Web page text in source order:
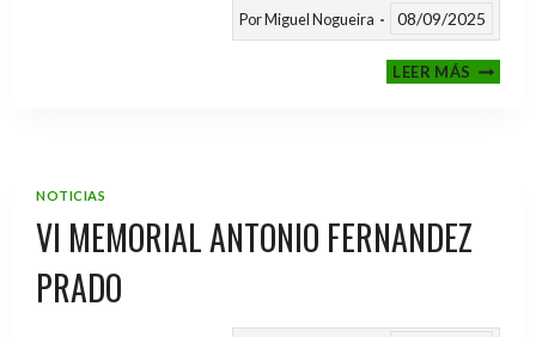
PorMiguel Nogueira 08/09/2025
LEER MÁSIII
NOTICIAS
VI MEMORIAL ANTONIO FERNANDEZ
PRADO